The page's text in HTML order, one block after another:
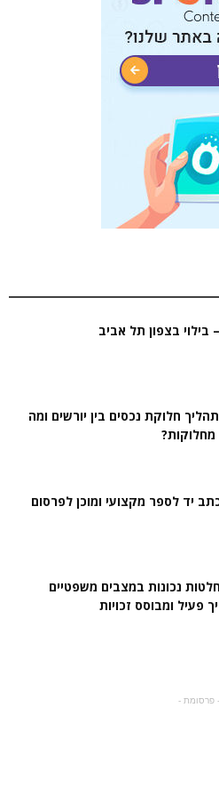
בילוי בצפון תל אביב
חלוקת נכסים בין יורשים ומה
יד לספר מקצועי ומוכן לפרסום
נכונות במצבים משפטיים
פעיל ומבוסס זכויות
- פרסומת -